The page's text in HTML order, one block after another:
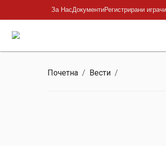
За НасДокументиРегистрирани играчи
Почетна / Вести /